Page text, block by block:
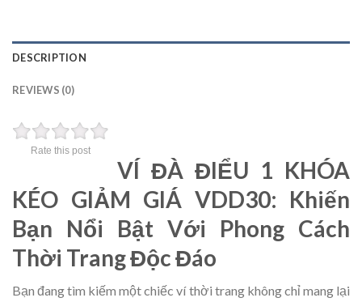
DESCRIPTION
REVIEWS (0)
Rate this post
VÍ ĐÀ ĐIỂU 1 KHÓA
KÉO GIẢM GIÁ VDD30: Khiến
Bạn Nổi Bật Với Phong Cách
Thời Trang Độc Đáo
Bạn đang tìm kiếm một chiếc ví thời trang không chỉ mang lại